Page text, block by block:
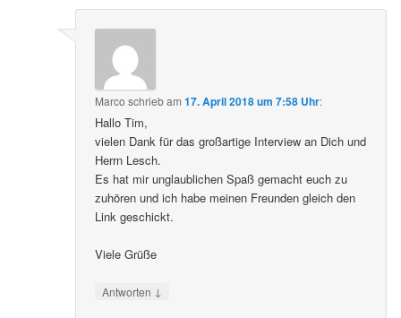
Marco schriebam17. April 2018 um 7:58 Uhr:
Hallo Tim,
vielen Dank für das großartige Interview an Dich und
Herrn Lesch.
Es hat mir unglaublichen Spaß gemacht euch zu
zuhören und ich habe meinen Freunden gleich den
Link geschickt.
Viele Grüße
Antworten ↓